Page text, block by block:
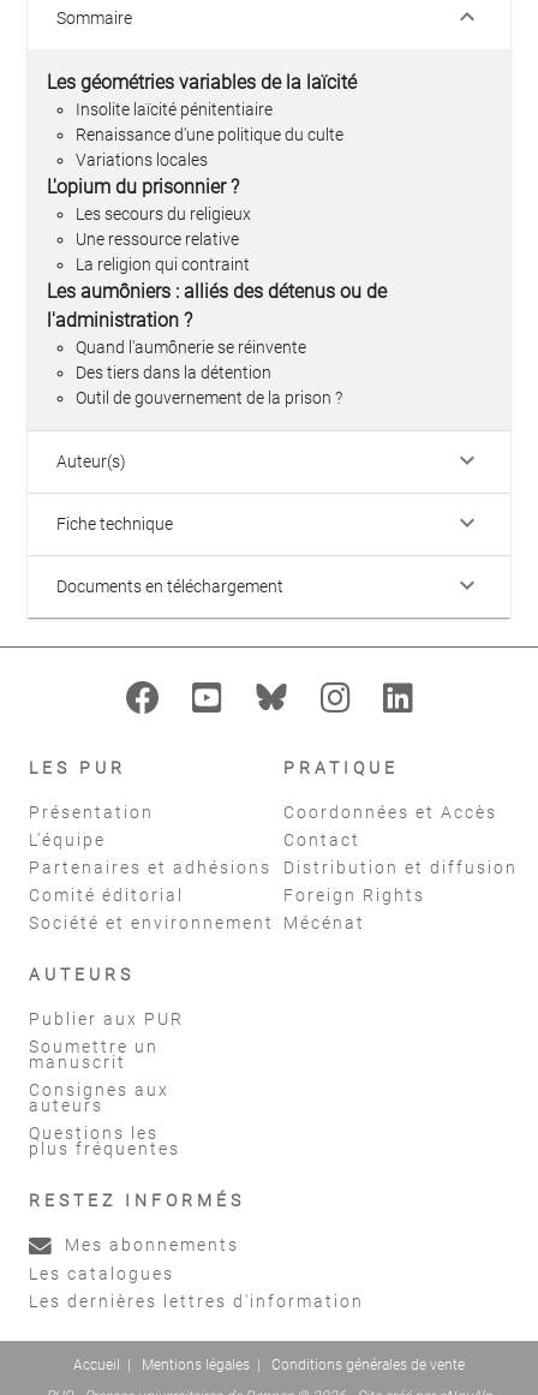
Sommaire keyboard_arrow_down
Les géométries variables de la laïcité
Insolite laïcité pénitentiaire
Renaissance d'une politique du culte
Variations locales
L'opium du prisonnier ?
Les secours du religieux
Une ressource relative
La religion qui contraint
Les aumôniers : alliés des détenus ou de
l'administration ?
Quand l'aumônerie se réinvente
Des tiers dans la détention
Outil de gouvernement de la prison ?
Auteur(s) keyboard_arrow_down
Fiche technique keyboard_arrow_down
Documents en téléchargement keyboard_arrow_down
LES PUR
Présentation
L'équipe
Partenaires et adhésions
Comité éditorial
Société et environnement
PRATIQUE
Coordonnées et Accès
Contact
Distribution et diffusion
Foreign Rights
Mécénat
AUTEURS
Publier aux PUR
Soumettre un
manuscrit
Consignes aux
auteurs
Questions les
plus fréquentes
RESTEZ INFORMÉS
Mes abonnements
Les catalogues
Les dernières lettres d'information
Accueil Mentions légales
Conditions générales de vente